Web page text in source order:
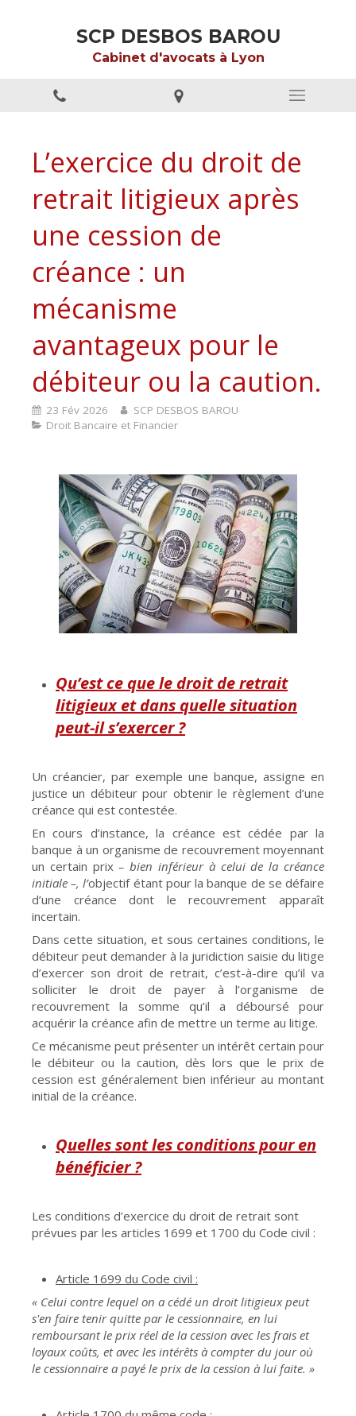
SCP DESBOS BAROU
Cabinet d'avocats à Lyon
L’exercice du droit de
retrait litigieux après
une cession de
créance : un
mécanisme
avantageux pour le
débiteur ou la caution.
23 Fév 2026
SCP DESBOS BAROU
Droit Bancaire et Financier
Qu’est ce que le droit de retrait
litigieux et dans quelle situation
peut-il s’exercer ?
Un créancier, par exemple une banque, assigne en
justice un débiteur pour obtenir le règlement d’une
créance qui est contestée.
En cours d’instance, la créance est cédée par la
banque à un organisme de recouvrement moyennant
un certain prix– bien inférieur à celui de la créance
initiale –, l’objectif étant pour la banque de se défaire
d’une créance dont le recouvrement apparaît
incertain.
Dans cette situation, et sous certaines conditions, le
débiteur peut demander à la juridiction saisie du litige
d’exercer son droit de retrait, c’est-à-dire qu’il va
solliciter le droit de payer à l’organisme de
recouvrement la somme qu’il a déboursé pour
acquérir la créance afin de mettre un terme au litige.
Ce mécanisme peut présenter un intérêt certain pour
le débiteur ou la caution, dès lors que le prix de
cession est généralement bien inférieur au montant
initial de la créance.
Quelles sont les conditions pour en
bénéficier ?
Les conditions d’exercice du droit de retrait sont
prévues par les articles 1699 et 1700 du Code civil :
Article 1699 du Code civil :
« Celui contre lequel on a cédé un droit litigieux peut
s'en faire tenir quitte par le cessionnaire, en lui
remboursant le prix réel de la cession avec les frais et
loyaux coûts, et avec les intérêts à compter du jour où
le cessionnaire a payé le prix de la cession à lui faite. »